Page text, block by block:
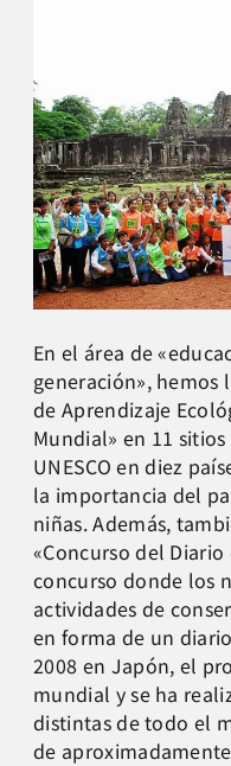
En el área de
generación», hemos
de Aprendizaje
Mundial» en 11
UNESCO en diez
la importancia del
niñas. Además,
«Concurso del
concurso donde los
actividades de
en forma de un
2008 en Japón, el
mundial y se ha
distintas de todo el
de